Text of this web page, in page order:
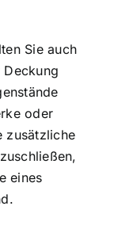
Sie auch
oder
zusätzliche
eines